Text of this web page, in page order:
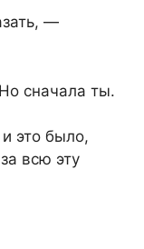
—
сначала ты.
это было,
всю эту